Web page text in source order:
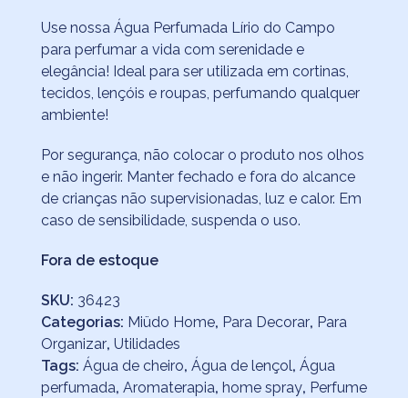
Use nossa Água Perfumada Lírio do Campo
para perfumar a vida com serenidade e
elegância! Ideal para ser utilizada em cortinas,
tecidos, lençóis e roupas, perfumando qualquer
ambiente!
Por segurança, não colocar o produto nos olhos
e não ingerir. Manter fechado e fora do alcance
de crianças não supervisionadas, luz e calor. Em
caso de sensibilidade, suspenda o uso.
Fora de estoque
SKU: 36423
Categorias: Miüdo Home, Para Decorar, Para
Organizar, Utilidades
Tags: Água de cheiro, Água de lençol, Água
perfumada, Aromaterapia, home spray, Perfume